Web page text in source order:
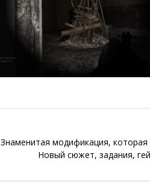
Знаменитая модификация, которая
Новый сюжет, задания,